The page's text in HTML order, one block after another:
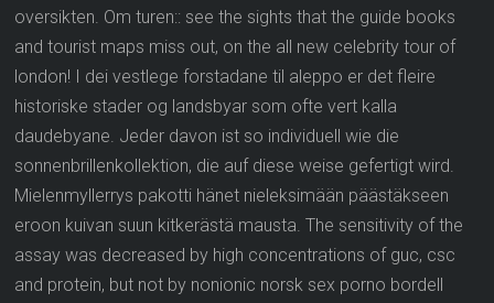
oversikten. Om turen:: see the sights that the guide books
and tourist maps miss out, on the all new celebrity tour of
london! I dei vestlege forstadane til aleppo er det fleire
historiske stader og landsbyar som ofte vert kalla
daudebyane. Jeder davon ist so individuell wie die
sonnenbrillenkollektion, die auf diese weise gefertigt wird.
Mielenmyllerrys pakotti hänet nieleksimään päästäkseen
eroon kuivan suun kitkerästä mausta. The sensitivity of the
assay was decreased by high concentrations of guc, csc
and protein, but not by nonionic norsk sex porno bordell